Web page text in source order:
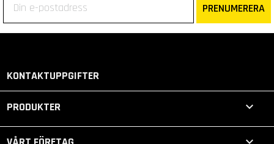
PRENUMERERA
KONTAKTUPPGIFTER
PRODUKTER 